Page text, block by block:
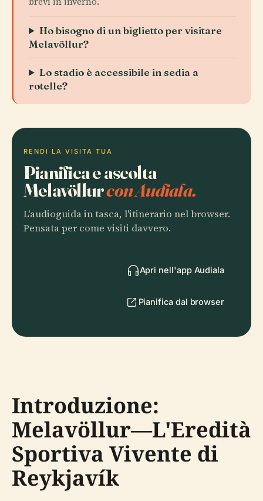
Ho bisogno di un biglietto per visitare
Melavöllur?
Lo stadio è accessibile in sedia a
rotelle?
RENDI LA VISITA TUA
Pianifica e ascolta
Melavöllurcon Audiala.
L'audioguida in tasca, l'itinerario nel browser.
Pensata per come visiti davvero.
Apri nell'app Audiala
Pianifica dal browser
Introduzione:
Melavöllur—L'Eredità
Sportiva Vivente di
Reykjavík